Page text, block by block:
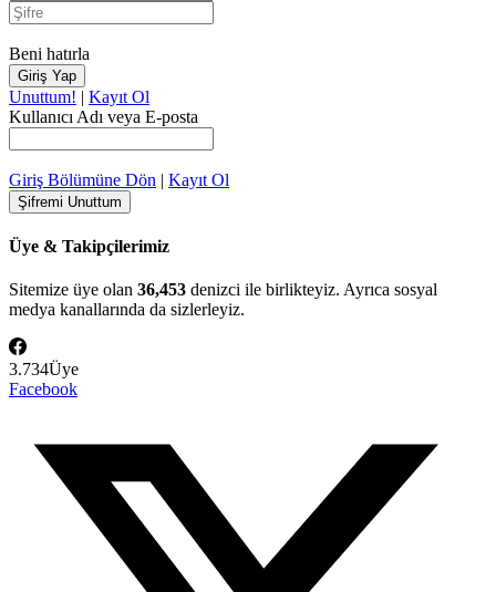
Beni hatırla
Unuttum! | Kayıt Ol
Kullanıcı Adı veya E-posta
Giriş Bölümüne Dön | Kayıt Ol
Üye & Takipçilerimiz
Sitemize üye olan 36,453 denizci ile birlikteyiz. Ayrıca sosyal
medya kanallarında da sizlerleyiz.
3.734Üye
Facebook